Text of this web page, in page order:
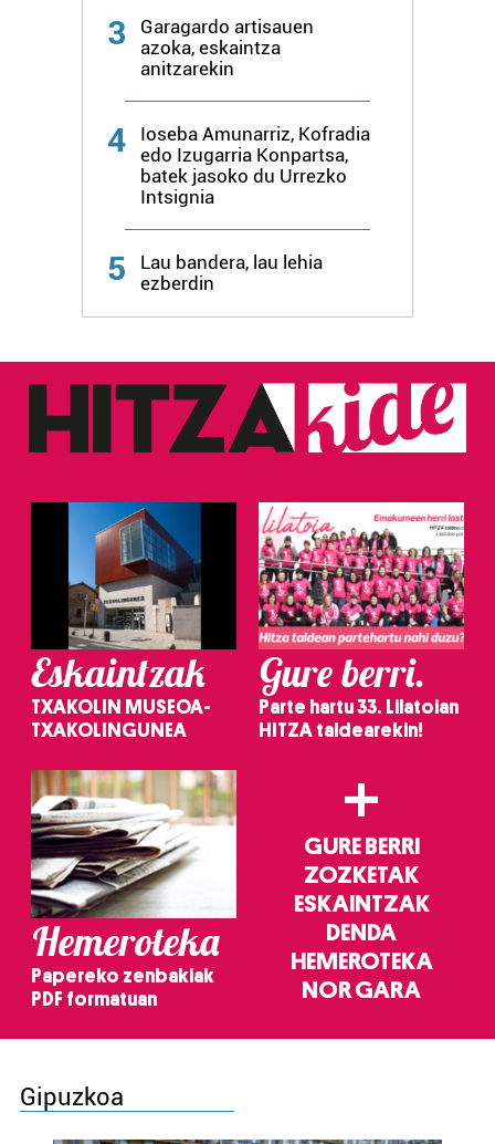
3
Garagardo artisauen
azoka, eskaintza
anitzarekin
4
Ioseba Amunarriz, Kofradia
edo Izugarria Konpartsa,
batek jasoko du Urrezko
Intsignia
5
Lau bandera, lau lehia
ezberdin
Eskaintzak
TXAKOLIN MUSEOA-
TXAKOLINGUNEA
Gure berri.
Parte hartu 33. Lilatoian
HITZA taldearekin!
Hemeroteka
Papereko zenbakiak
PDF formatuan
+
GURE BERRI
ZOZKETAK
ESKAINTZAK
DENDA
HEMEROTEKA
NOR GARA
Gipuzkoa